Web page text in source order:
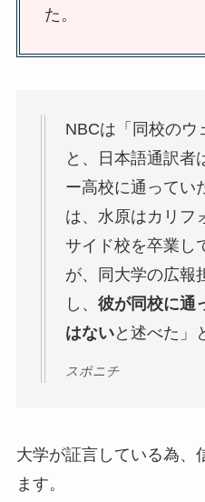
た。
NBCは「同校のウ
と、日本語通訳者
ー高校に通ってい
は、水原はカリフ
サイド校を卒業し
が、同大学の広報
し、 彼が同校に通
はないと述べた」
スポニチ
大学が証言している為、
ます。